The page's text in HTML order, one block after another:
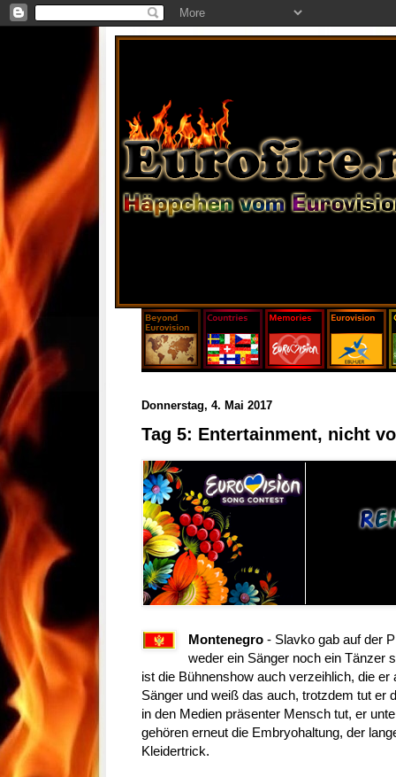
Donnerstag, 4. Mai 2017
Tag 5: Entertainment, nicht
Montenegro- Slavko gab auf der
weder ein Sänger noch ein Tänzer
ist die Bühnenshow auch verzeihlich, die
Sänger und weiß das auch, trotzdem tut er
in den Medien präsenter Mensch tut, er
gehören erneut die Embryohaltung, der
Kleidertrick.